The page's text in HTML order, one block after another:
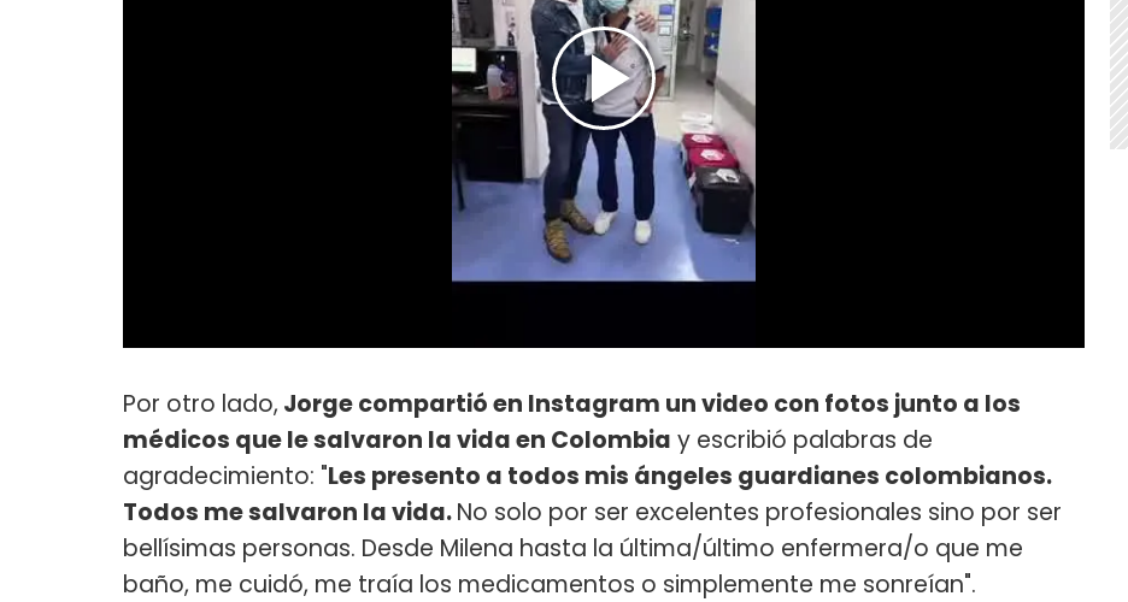
Por otro lado, Jorge compartió en Instagram un video con fotos junto a los
médicos que le salvaron la vida en Colombia y escribió palabras de
agradecimiento: "Les presento a todos mis ángeles guardianes colombianos.
Todos me salvaron la vida.No solo por ser excelentes profesionales sino por ser
bellísimas personas. Desde Milena hasta la última/último enfermera/o que me
baño, me cuidó, me traía los medicamentos o simplemente me sonreían".